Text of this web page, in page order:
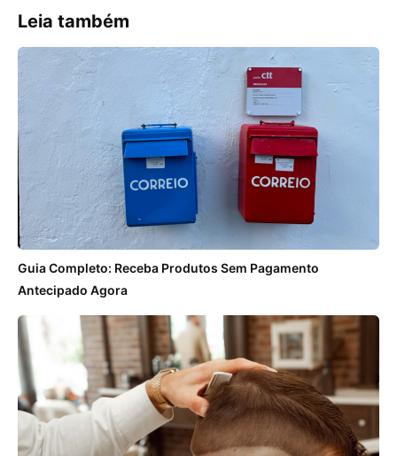
Leia também
Guia Completo: Receba Produtos Sem Pagamento
Antecipado Agora